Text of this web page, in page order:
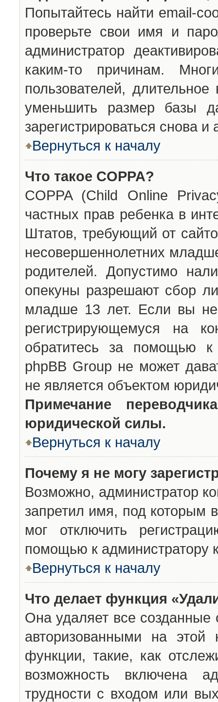
Попытайтесь найти email-
проверьте свои имя и
администратор
каким-то причинам.
пользователей,
уменьшить размер базы
зарегистрироваться снова и
Вернуться к началу
Что такое COPPA?
COPPA (Child Online
частных прав ребенка в
Штатов, требующий от
несовершеннолетних
родителей. Допустимо
опекуны разрешают сбор
младше 13 лет. Если вы
регистрирующемуся на
обратитесь за помощью к
phpBB Group не может
не является объектом
Примечание
юридической силы.
Вернуться к началу
Почему я не могу
Возможно, администратор
запретил имя, под которым
мог отключить
помощью к администратору
Вернуться к началу
Что делает функция
Она удаляет все созданные
авторизованными на
функции, такие, как
возможность включена
трудности с входом или